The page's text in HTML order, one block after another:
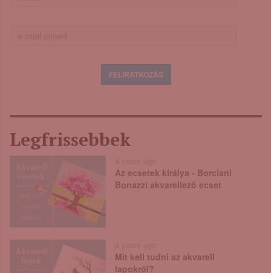
Legfrissebbek
Az ecsetek királya - Borciani
Bonazzi akvarellező ecset
Mit kell tudni az akvarell
lapokról?